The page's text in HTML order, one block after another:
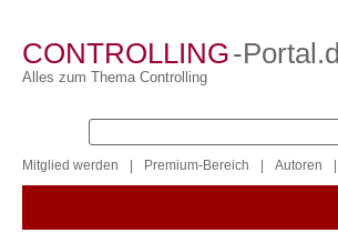
CONTROLLING-
Alles zum Thema Controlling
Mitglied werden Premium-Bereich Autoren